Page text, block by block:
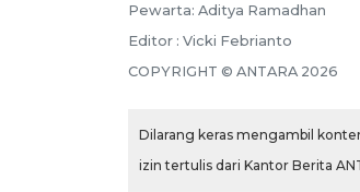
Pewarta: Aditya Ramadhan
Editor : Vicki Febrianto
COPYRIGHT © ANTARA 2026
Dilarang keras mengambil
izin tertulis dari Kantor Berita